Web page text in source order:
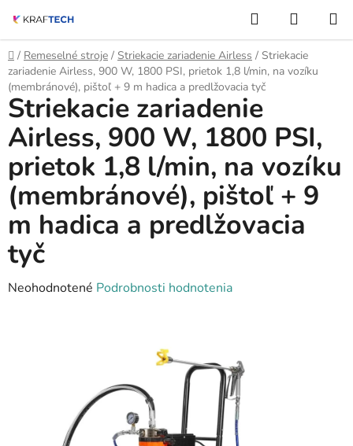
obsah
Hľadať
KOŠÍK
Domov
/ Remeselné stroje / Striekacie zariadenie Airless / Striekacie
zariadenie Airless, 900 W, 1800 PSI, prietok 1,8 l/min, na vozíku
(membránové), pištoľ + 9 m hadica a predlžovacia tyč
Striekacie zariadenie
Airless, 900 W, 1800 PSI,
prietok 1,8 l/min, na vozíku
(membránové), pištoľ + 9
m hadica a predlžovacia
tyč
Priemerné
hviezdičiek.
Neohodnotené Podrobnosti hodnotenia